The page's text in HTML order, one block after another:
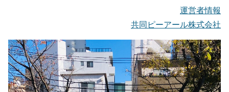
運営者情報
共同ピーアール株式会社